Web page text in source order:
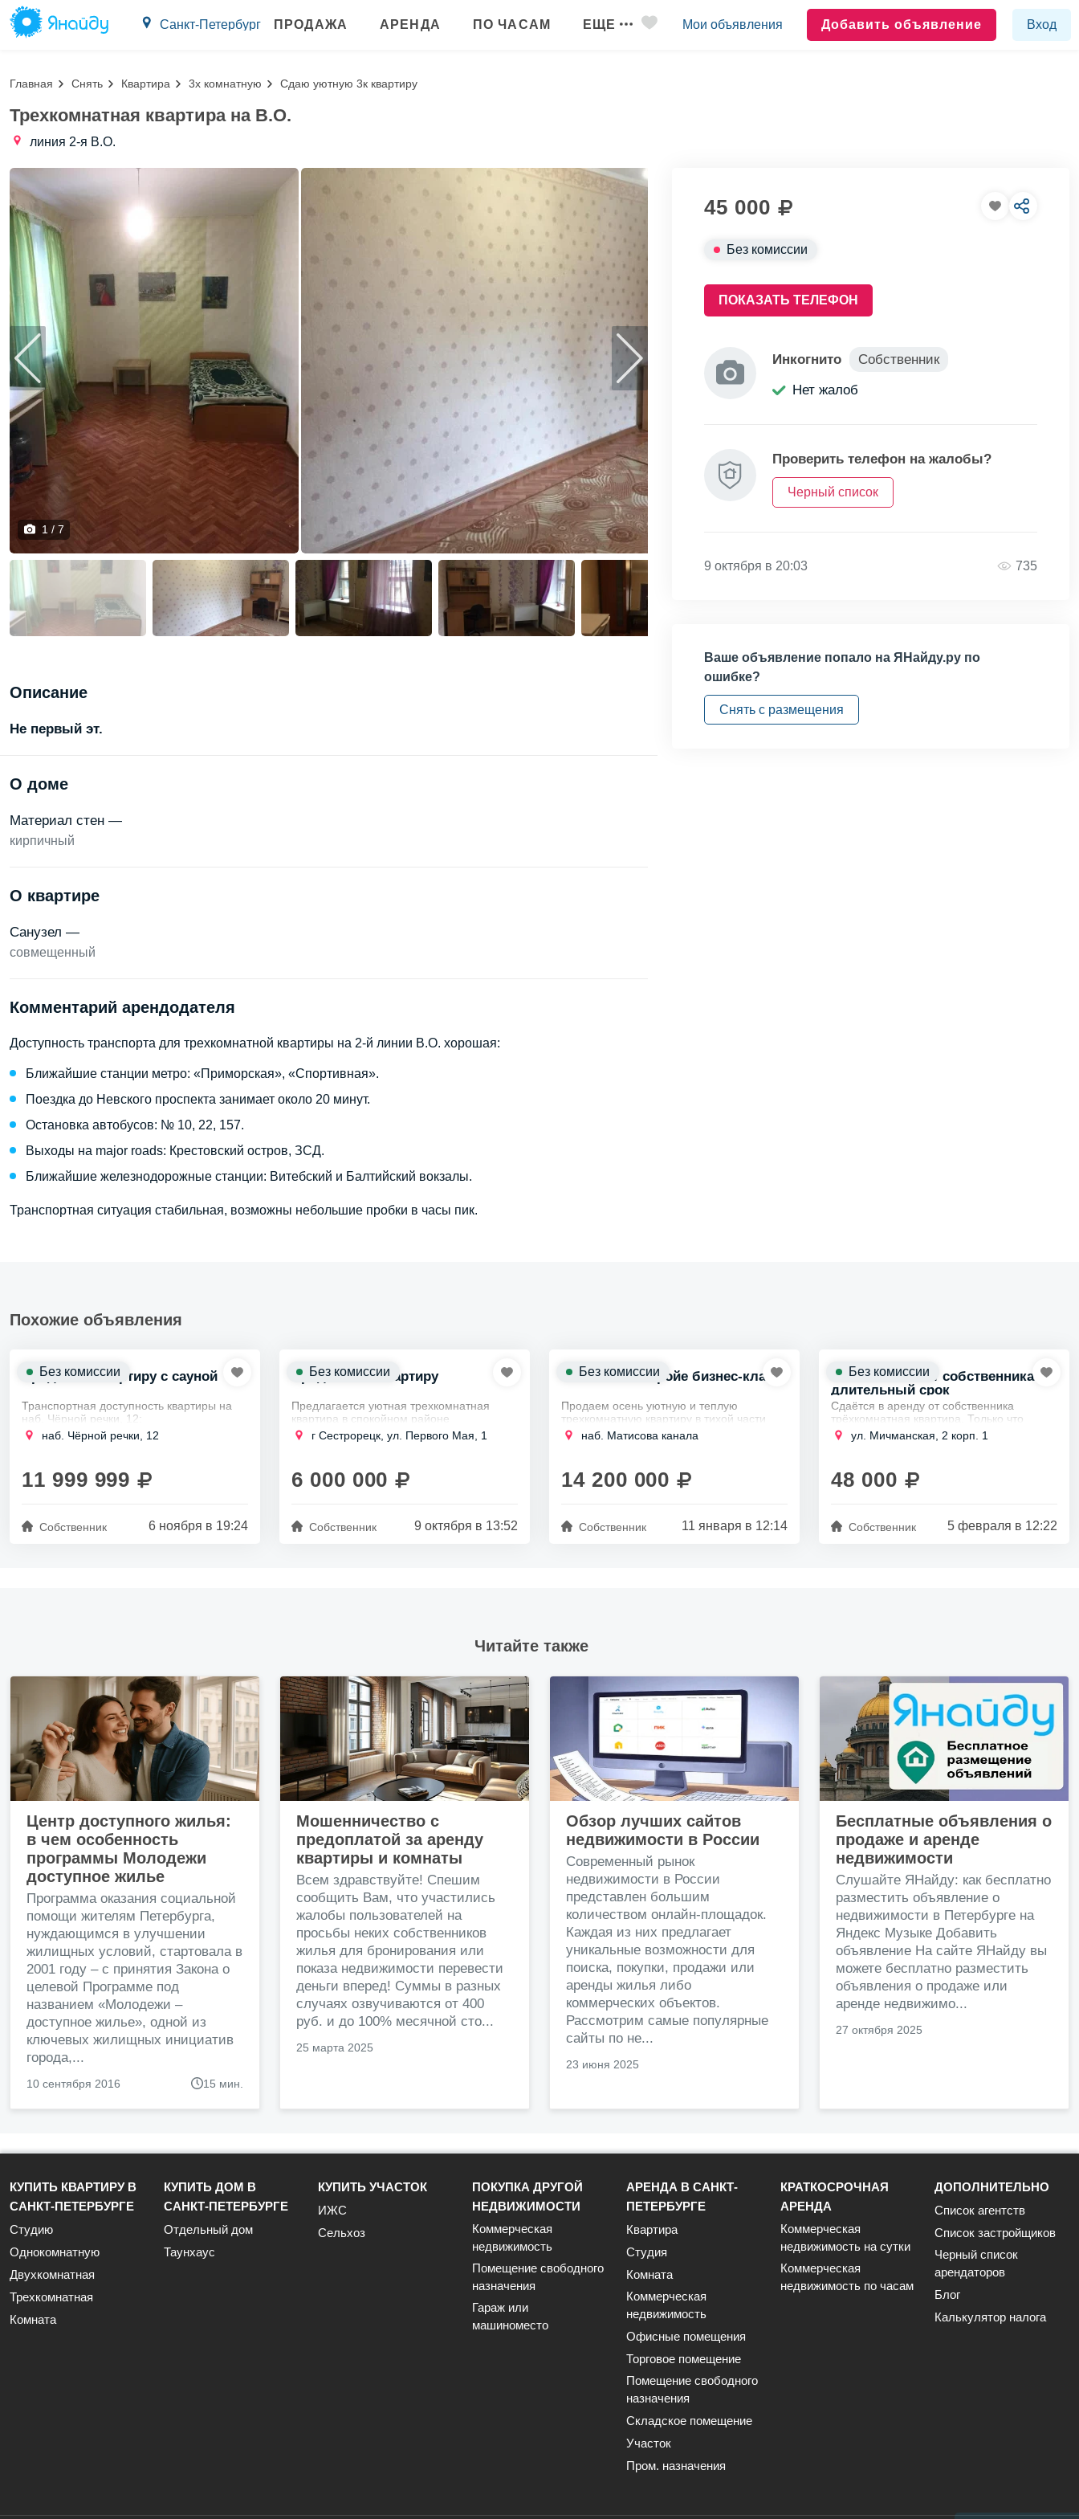
Санкт-Петербург ПРОДАЖА АРЕНДА ПО ЧАСАМ ЕЩЕ Мои объявления Добавить объявление Вход
Главная Снять Квартира 3х комнатную Сдаю уютную 3к квартиру
Трехкомнатная квартира на В.О.
линия 2-я В.О.
1 / 7
45 000
Без комиссии
ПОКАЗАТЬ ТЕЛЕФОН
Инкогнито
Собственник
Нет жалоб
Проверить телефон на жалобы?
Черный список
9 октября в 20:03 735
Ваше объявление попало на ЯНайду.ру по
ошибке?
Снять с размещения
Описание
Не первый эт.
О доме
Материал стен —
кирпичный
О квартире
Санузел —
совмещенный
Комментарий арендодателя
Доступность транспорта для трехкомнатной квартиры на 2-й линии В.О. хорошая:
Ближайшие станции метро: «Приморская», «Спортивная».
Поездка до Невского проспекта занимает около 20 минут.
Остановка автобусов: № 10, 22, 157.
Выходы на major roads: Крестовский остров, ЗСД.
Ближайшие железнодорожные станции: Витебский и Балтийский вокзалы.
Транспортная ситуация стабильная, возможны небольшие пробки в часы пик.
Похожие объявления
Продам 3к квартиру с сауной
Транспортная доступность квартиры на
наб. Чёрной речки, 12:
Ближайшие станции метро:
...
наб. Чёрной речки, 12
11 999 999
Собственник 6 ноября в 19:24
Без комиссии Продаем 3-к квартиру
Предлагается уютная трехкомнатная
квартира в спокойном районе
Сестрорецка, по адресу улица Первого
Мая, дом 1.
квадратных метра,...
г Сестрорецк, ул. Первого Мая, 1
6 000 000
Собственник 9 октября в 13:52
Без комиссии 3к кв в новостройе бизнес-класса
Продаем осень уютную и теплую
трехкомнатную квартиру в тихой части
Кировского районе поблизости от станции
метро Ленинский Проспект. Квартира с
наб. Матисова канала
14 200 000
Собственник 11 января в 12:14
Без комиссии
3х комнатная от собственника на
длительный срок
Сдаётся в аренду от собственника
трёхкомнатная квартира. Только что
сделан ремонт, все комнаты
изолированные, кухня 15 кв м. Вся
ул. Мичманская, 2 корп. 1
48 000
Собственник 5 февраля в 12:22
Без комиссии
Читайте также
Центр доступного жилья:
в чем особенность
программы Молодежи
доступное жилье
Программа оказания социальной
помощи жителям Петербурга,
нуждающимся в улучшении
жилищных условий, стартовала в
2001 году – с принятия Закона о
целевой Программе под
названием «Молодежи –
доступное жилье», одной из
ключевых жилищных инициатив
города,...
10 сентября 2016 15 мин.
Мошенничество с
предоплатой за аренду
квартиры и комнаты
Всем здравствуйте! Спешим
сообщить Вам, что участились
жалобы пользователей на
просьбы неких собственников
жилья для бронирования или
показа недвижимости перевести
деньги вперед! Суммы в разных
случаях озвучиваются от 400
руб. и до 100% месячной сто...
25 марта 2025
Обзор лучших сайтов
недвижимости в России
Современный рынок
недвижимости в России
представлен большим
количеством онлайн-площадок.
Каждая из них предлагает
уникальные возможности для
поиска, покупки, продажи или
аренды жилья либо
коммерческих объектов.
Рассмотрим самые популярные
сайты по не...
23 июня 2025
Бесплатные объявления о
продаже и аренде
недвижимости
Слушайте ЯНайду: как бесплатно
разместить объявление о
недвижимости в Петербурге на
Яндекс Музыке Добавить
объявление На сайте ЯНайду вы
можете бесплатно разместить
объявления о продаже или
аренде недвижимо...
27 октября 2025
КУПИТЬ КВАРТИРУ В
САНКТ-ПЕТЕРБУРГЕ
Студию
Однокомнатную
Двухкомнатная
Трехкомнатная
Комната
КУПИТЬ ДОМ В
САНКТ-ПЕТЕРБУРГЕ
Отдельный дом
Таунхаус
КУПИТЬ УЧАСТОК
ИЖС
Сельхоз
ПОКУПКА ДРУГОЙ
НЕДВИЖИМОСТИ
Коммерческая
недвижимость
Помещение свободного
назначения
Гараж или
машиноместо
АРЕНДА В САНКТ-
ПЕТЕРБУРГЕ
Квартира
Студия
Комната
Коммерческая
недвижимость
Офисные помещения
Торговое помещение
Помещение свободного
назначения
Складское помещение
Участок
Пром. назначения
КРАТКОСРОЧНАЯ
АРЕНДА
Коммерческая
недвижимость на сутки
Коммерческая
недвижимость по часам
ДОПОЛНИТЕЛЬНО
Список агентств
Список застройщиков
Черный список
арендаторов
Блог
Калькулятор налога